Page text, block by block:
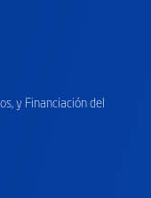
y Financiación del